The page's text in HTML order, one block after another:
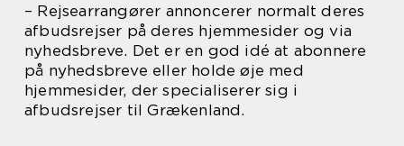
– Rejsearrangører annoncerer normalt deres
afbudsrejser på deres hjemmesider og via
nyhedsbreve. Det er en god idé at abonnere
på nyhedsbreve eller holde øje med
hjemmesider, der specialiserer sig i
afbudsrejser til Grækenland.